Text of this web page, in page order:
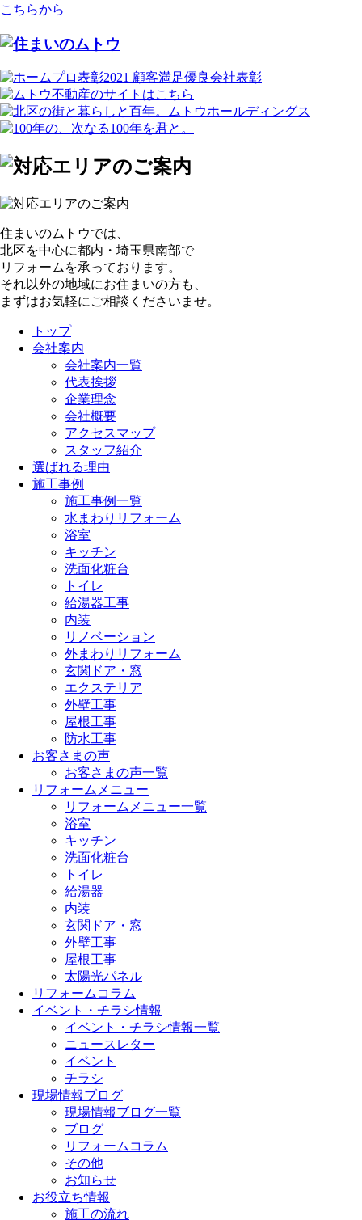
こちらから
住まいのムトウでは、
北区を中心に都内・埼玉県南部で
リフォームを承っております。
それ以外の地域にお住まいの方も、
まずはお気軽にご相談くださいませ。
トップ
会社案内
会社案内一覧
代表挨拶
企業理念
会社概要
アクセスマップ
スタッフ紹介
選ばれる理由
施工事例
施工事例一覧
水まわりリフォーム
浴室
キッチン
洗面化粧台
トイレ
給湯器工事
内装
リノベーション
外まわりリフォーム
玄関ドア・窓
エクステリア
外壁工事
屋根工事
防水工事
お客さまの声
お客さまの声一覧
リフォームメニュー
リフォームメニュー一覧
浴室
キッチン
洗面化粧台
トイレ
給湯器
内装
玄関ドア・窓
外壁工事
屋根工事
太陽光パネル
リフォームコラム
イベント・チラシ情報
イベント・チラシ情報一覧
ニュースレター
イベント
チラシ
現場情報ブログ
現場情報ブログ一覧
ブログ
リフォームコラム
その他
お知らせ
お役立ち情報
施工の流れ